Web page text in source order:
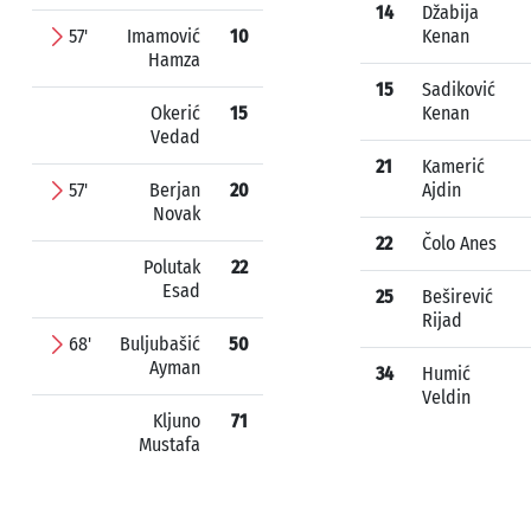
57'
Imamović
Hamza
10
Okerić
Vedad
15
57'
Berjan
Novak
20
Polutak
Esad
22
68'
Buljubašić
Ayman
50
Kljuno
Mustafa
71
14
Džabija
Kenan
15
Sadiković
Kenan
21
Kamerić
Ajdin
22 Čolo Anes
25
Beširević
Rijad
34
Humić
Veldin